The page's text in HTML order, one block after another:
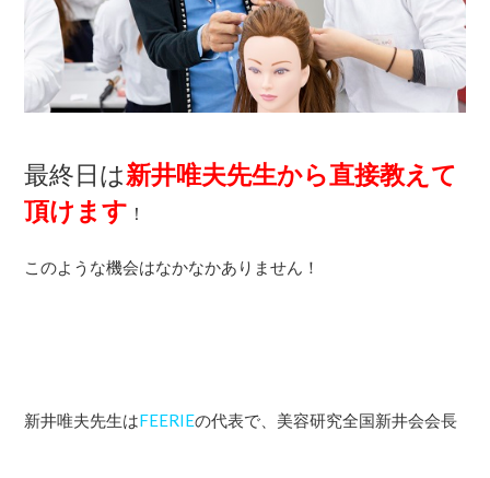
最終日は新井唯夫先生から直接教えて
頂けます ！
このような機会はなかなかありません！
新井唯夫先生はFEERIEの代表で、美容研究全国新井会会長